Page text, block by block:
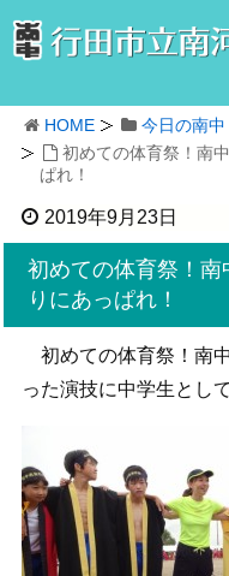
HOME
今日の南中
初めての体育祭！南
ぱれ！
2019年9月23日
初めての体育祭！
りにあっぱれ！
初めての体育祭！南
った演技に中学生とし